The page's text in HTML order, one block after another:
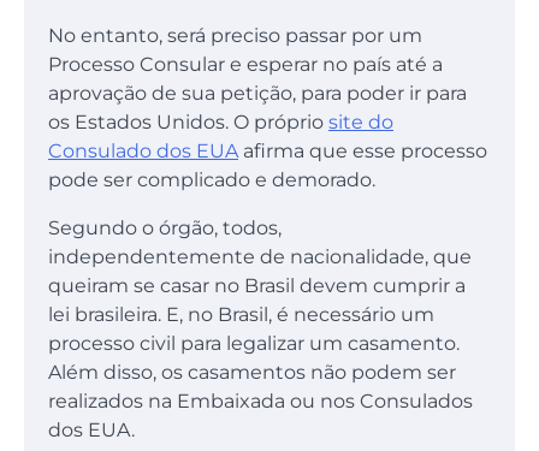
No entanto, será preciso passar por um
Processo Consular e esperar no país até a
aprovação de sua petição, para poder ir para
os Estados Unidos. O próprio site do
Consulado dos EUA afirma que esse processo
pode ser complicado e demorado.
Segundo o órgão, todos,
independentemente de nacionalidade, que
queiram se casar no Brasil devem cumprir a
lei brasileira. E, no Brasil, é necessário um
processo civil para legalizar um casamento.
Além disso, os casamentos não podem ser
realizados na Embaixada ou nos Consulados
dos EUA.